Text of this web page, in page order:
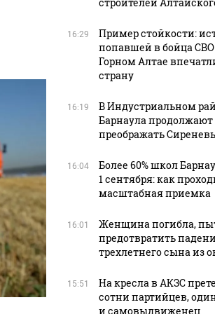
16:29
Пример стойкости:
попавшей в бойца
Горном Алтае
страну
16:19
В Индустриальном
Барнаула продолжают
преображать
16:04
Более 60% школ
1 сентября: как
масштабная приемка
16:01
Женщина погибла,
предотвратить
трехлетнего сына из
15:51
На кресла в АКЗС
сотни партийцев,
и самовыдвиженец